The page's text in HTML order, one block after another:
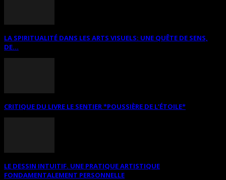
LA SPIRITUALITÉ DANS LES ARTS VISUELS: UNE QUÊTE DE SENS,
DE...
CRITIQUE DU LIVRE LE SENTIER *POUSSIÈRE DE L’ÉTOILE*
LE DESSIN INTUITIF. UNE PRATIQUE ARTISTIQUE
FONDAMENTALEMENT PERSONNELLE